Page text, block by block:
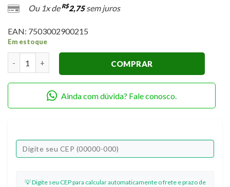
Ou 1x de R$2,75sem juros
EAN: 7503002900215
Em estoque
COMPRAR
Ainda com dúvida? Fale conosco.
💡 Digite seu CEP para calcular automaticamente o frete e prazo de